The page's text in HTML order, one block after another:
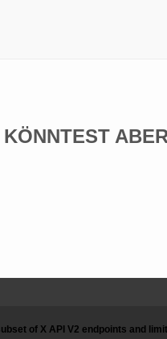
ABER
of X API V2 endpoints and